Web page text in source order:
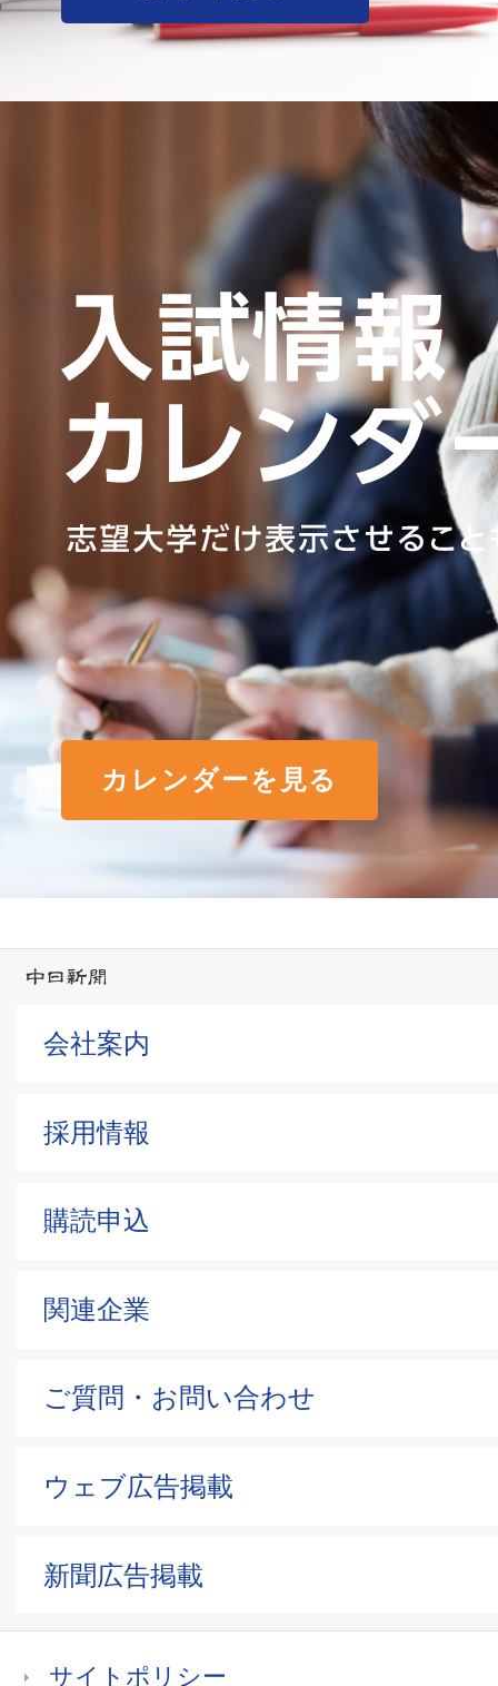
カレンダーを見る
会社案内
採用情報
購読申込
関連企業
ご質問・お問い合わせ
ウェブ広告掲載
新聞広告掲載
サイトポリシー